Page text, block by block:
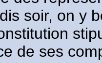
soir, on y
de ses